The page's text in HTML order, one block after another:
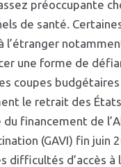
préoccupante
de santé.
l’étranger
une forme de
coupes
le retrait des
du financement de
(GAVI) fin juin
difficultés d’accès à